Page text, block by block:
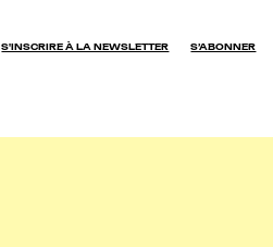
S'INSCRIRE À LA NEWSLETTER S’ABONNER